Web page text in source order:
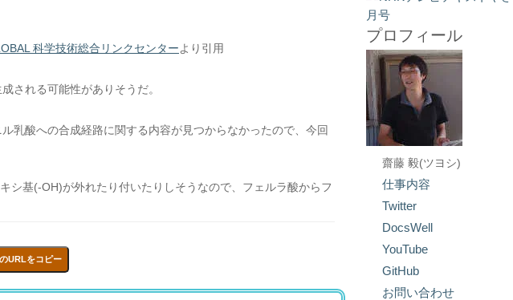
科学技術総合リンクセンターより引用
される可能性がありそうだ。
乳酸への合成経路に関する内容が見つからなかったので、今回
シ基(-OH)が外れたり付いたりしそうなので、フェルラ酸からフ
URLをコピー
プロフィール
齋藤 毅(ツヨシ)
仕事内容
Twitter
DocsWell
YouTube
GitHub
お問い合わせ